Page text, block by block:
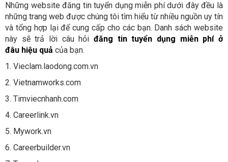
Những website đăng tin tuyển dụng miễn phí dưới đây đều là
những trang web được chúng tôi tìm hiểu từ nhiều nguồn uy tín
và tổng hợp lại để cung cấp cho các bạn. Danh sách website
này sẽ trả lời câu hỏi đăng tin tuyển dụng miễn phí ở
đâu hiệu quả của bạn.
1. Vieclam.laodong.com.vn
2. Vietnamworks.com
3. Timviecnhanh.com
4. Careerlink.vn
5. Mywork.vn
6. Careerbuilder.vn